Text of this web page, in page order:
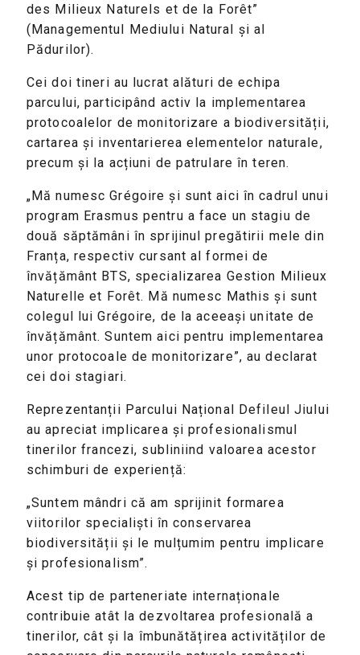
des Milieux Naturels et de la Forêt”
(Managementul Mediului Natural și al
Pădurilor).
Cei doi tineri au lucrat alături de echipa
parcului, participând activ la implementarea
protocoalelor de monitorizare a biodiversității,
cartarea și inventarierea elementelor naturale,
precum și la acțiuni de patrulare în teren.
„Mă numesc Grégoire și sunt aici în cadrul unui
program Erasmus pentru a face un stagiu de
două săptămâni în sprijinul pregătirii mele din
Franța, respectiv cursant al formei de
învățământ BTS, specializarea Gestion Milieux
Naturelle et Forêt. Mă numesc Mathis și sunt
colegul lui Grégoire, de la aceeași unitate de
învățământ. Suntem aici pentru implementarea
unor protocoale de monitorizare”, au declarat
cei doi stagiari.
Reprezentanții Parcului Național Defileul Jiului
au apreciat implicarea și profesionalismul
tinerilor francezi, subliniind valoarea acestor
schimburi de experiență:
„Suntem mândri că am sprijinit formarea
viitorilor specialiști în conservarea
biodiversității și le mulțumim pentru implicare
și profesionalism”.
Acest tip de parteneriate internaționale
contribuie atât la dezvoltarea profesională a
tinerilor, cât și la îmbunătățirea activităților de